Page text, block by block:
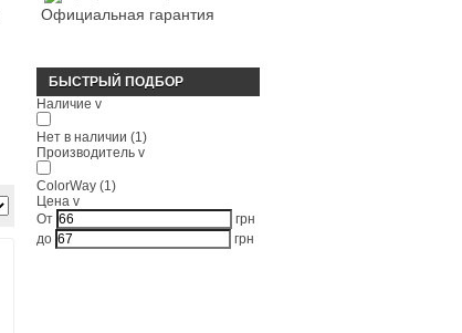
Официальная гарантия
БЫСТРЫЙ ПОДБОР
Наличие v
Нет в наличии (1)
Производитель v
ColorWay (1)
Цена v
От
грн
до
грн